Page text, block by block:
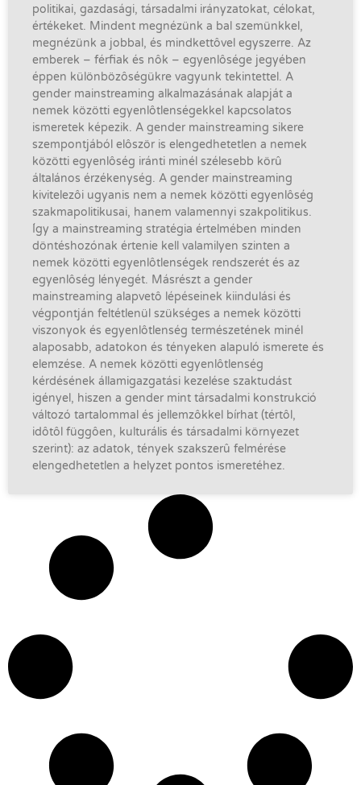
politikai, gazdasági, társadalmi irányzatokat, célokat,
értékeket. Mindent megnézünk a bal szemünkkel,
megnézünk a jobbal, és mindkettôvel egyszerre. Az
emberek – férfiak és nôk – egyenlôsége jegyében
éppen különbözôségükre vagyunk tekintettel. A
gender mainstreaming alkalmazásának alapját a
nemek közötti egyenlôtlenségekkel kapcsolatos
ismeretek képezik. A gender mainstreaming sikere
szempontjából elôször is elengedhetetlen a nemek
közötti egyenlôség iránti minél szélesebb körû
általános érzékenység. A gender mainstreaming
kivitelezôi ugyanis nem a nemek közötti egyenlôség
szakmapolitikusai, hanem valamennyi szakpolitikus.
Így a mainstreaming stratégia értelmében minden
döntéshozónak értenie kell valamilyen szinten a
nemek közötti egyenlôtlenségek rendszerét és az
egyenlôség lényegét. Másrészt a gender
mainstreaming alapvetô lépéseinek kiindulási és
végpontján feltétlenül szükséges a nemek közötti
viszonyok és egyenlôtlenség természetének minél
alaposabb, adatokon és tényeken alapuló ismerete és
elemzése. A nemek közötti egyenlôtlenség
kérdésének államigazgatási kezelése szaktudást
igényel, hiszen a gender mint társadalmi konstrukció
változó tartalommal és jellemzôkkel bírhat (tértôl,
idôtôl függôen, kulturális és társadalmi környezet
szerint): az adatok, tények szakszerû felmérése
elengedhetetlen a helyzet pontos ismeretéhez.